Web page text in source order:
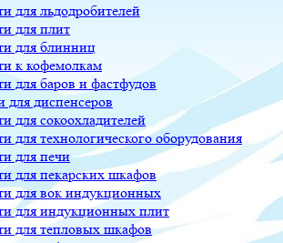
для льдодробителей
для плит
для блинниц
к кофемолкам
для баров и фастфудов
для диспенсеров
для сокоохладителей
для технологического оборудования
для печи
для пекарских шкафов
для вок индукционных
для индукционных плит
для тепловых шкафов